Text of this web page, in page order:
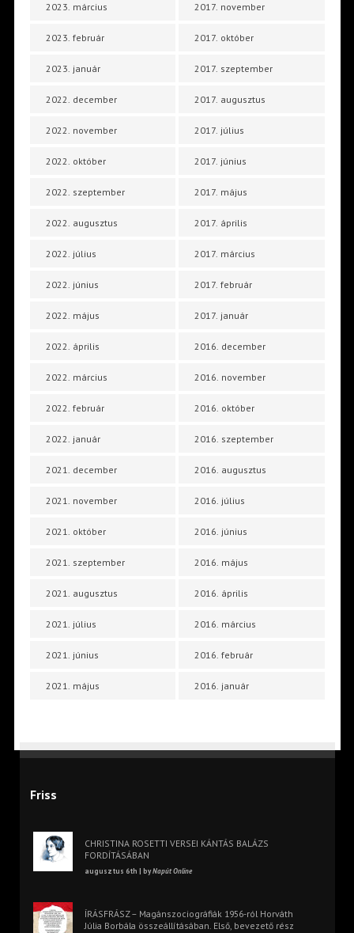
2023. március
2023. február
2023. január
2022. december
2022. november
2022. október
2022. szeptember
2022. augusztus
2022. július
2022. június
2022. május
2022. április
2022. március
2022. február
2022. január
2021. december
2021. november
2021. október
2021. szeptember
2021. augusztus
2021. július
2021. június
2021. május
2017. november
2017. október
2017. szeptember
2017. augusztus
2017. július
2017. június
2017. május
2017. április
2017. március
2017. február
2017. január
2016. december
2016. november
2016. október
2016. szeptember
2016. augusztus
2016. július
2016. június
2016. május
2016. április
2016. március
2016. február
2016. január
Friss
CHRISTINA ROSETTI VERSEI KÁNTÁS BALÁZS
FORDÍTÁSÁBAN
augusztus 6th | byNapút Online
ÍRÁSFRÁSZ – Magánszociográfiák 1956-ról Horváth
Júlia Borbála összeállításában. Első, bevezető rész